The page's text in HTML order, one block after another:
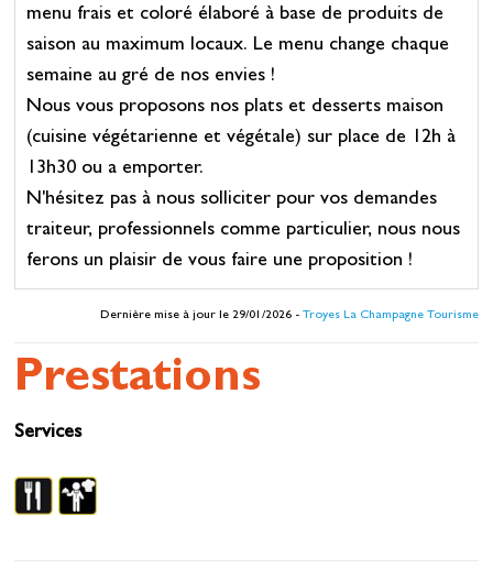
menu frais et coloré élaboré à base de produits de
saison au maximum locaux. Le menu change chaque
semaine au gré de nos envies !
Nous vous proposons nos plats et desserts maison
(cuisine végétarienne et végétale) sur place de 12h à
13h30 ou a emporter.
N'hésitez pas à nous solliciter pour vos demandes
traiteur, professionnels comme particulier, nous nous
ferons un plaisir de vous faire une proposition !
Dernière mise à jour le 29/01/2026 -Troyes La Champagne Tourisme
Prestations
Services